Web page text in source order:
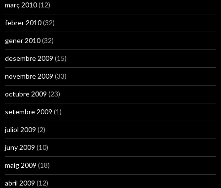
març 2010(12)
febrer 2010(32)
gener 2010(32)
desembre 2009 (15)
novembre 2009 (33)
octubre 2009 (23)
setembre 2009 (1)
juliol 2009 (2)
juny 2009 (10)
maig 2009 (18)
abril 2009 (12)